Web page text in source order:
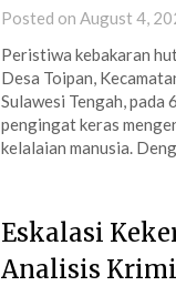
Posted on August 4,
Peristiwa kebakaran
Desa Toipan,
Sulawesi Tengah,
pengingat keras
kelalaian manusia.
Eskalasi
Analisis